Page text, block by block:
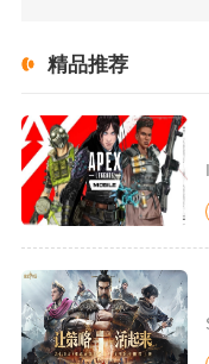
精品推荐